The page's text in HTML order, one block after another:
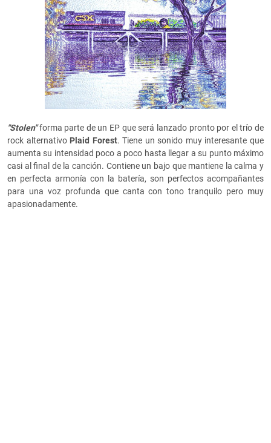
"Stolen"forma parte de un EP que será lanzado pronto por el trío de
rock alternativo Plaid Forest. Tiene un sonido muy interesante que
aumenta su intensidad poco a poco hasta llegar a su punto máximo
casi al final de la canción. Contiene un bajo que mantiene la calma y
en perfecta armonía con la batería, son perfectos acompañantes
para una voz profunda que canta con tono tranquilo pero muy
apasionadamente.